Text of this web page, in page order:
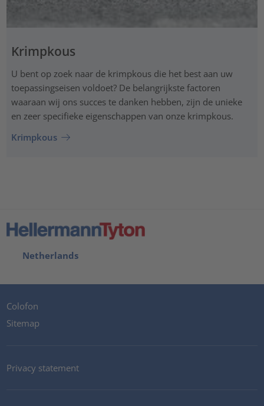
Krimpkous
U bent op zoek naar de krimpkous die het best aan uw
toepassingseisen voldoet? De belangrijkste factoren
waaraan wij ons succes te danken hebben, zijn de unieke
en zeer specifieke eigenschappen van onze krimpkous.
Krimpkous
Netherlands
Colofon
Sitemap
Privacy statement